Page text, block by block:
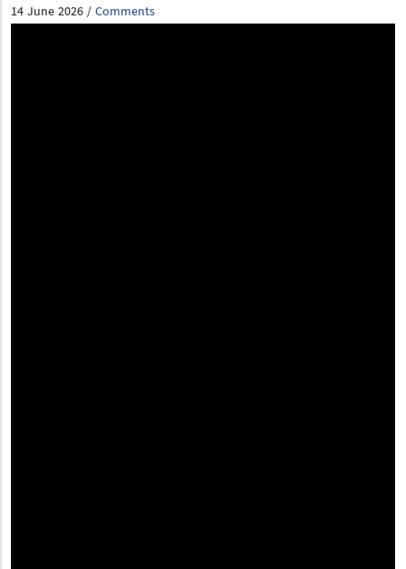
14 June 2026/Comments